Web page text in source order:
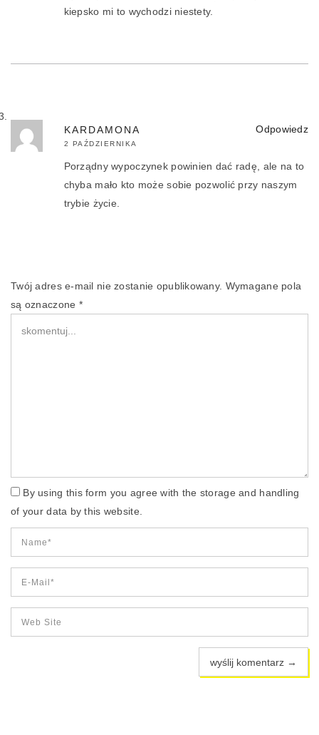
kiepsko mi to wychodzi niestety.
KARDAMONA
2 PAŹDZIERNIKA
Odpowiedz
Porządny wypoczynek powinien dać radę, ale na to
chyba mało kto może sobie pozwolić przy naszym
trybie życie.
Twój adres e-mail nie zostanie opublikowany. Wymagane pola
są oznaczone *
By using this form you agree with the storage and handling
of your data by this website.